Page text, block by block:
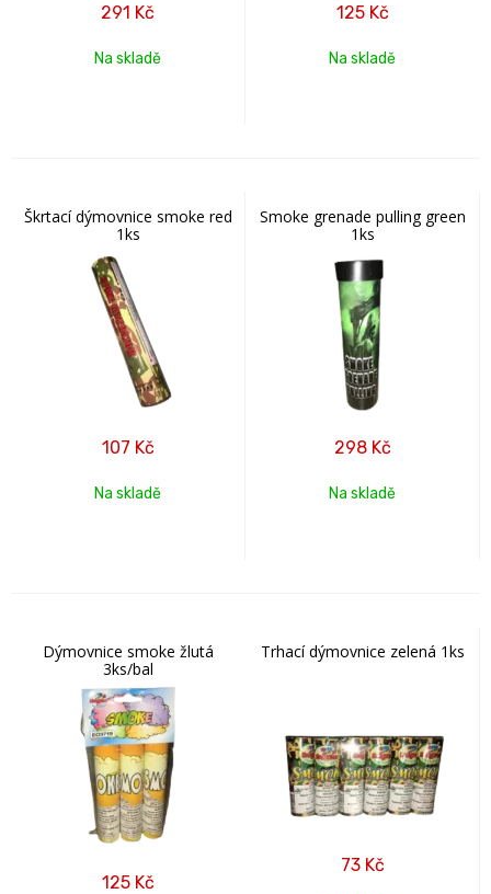
291 Kč
Na skladě
125 Kč
Na skladě
Škrtací dýmovnice smoke red
1ks
107 Kč
Na skladě
Smoke grenade pulling green
1ks
298 Kč
Na skladě
Dýmovnice smoke žlutá
3ks/bal
125 Kč
Trhací dýmovnice zelená 1ks
73 Kč